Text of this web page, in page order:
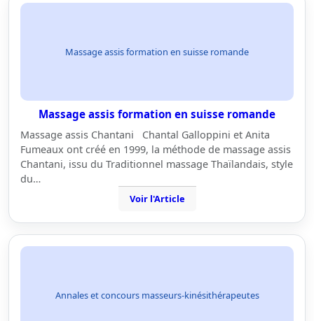
Massage assis formation en suisse romande
Massage assis formation en suisse romande
Massage assis Chantani Chantal Galloppini et Anita
Fumeaux ont créé en 1999, la méthode de massage assis
Chantani, issu du Traditionnel massage Thaïlandais, style
du…
Voir l'Article
Annales et concours masseurs-kinésithérapeutes